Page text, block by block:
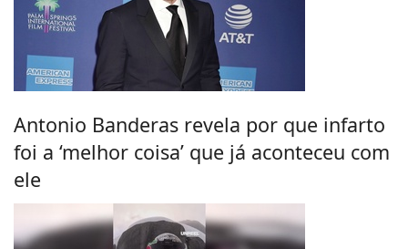
Antonio Banderas revela por que infarto
foi a ‘melhor coisa’ que já aconteceu com
ele